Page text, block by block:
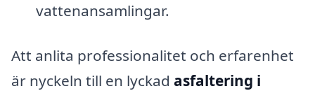
vattenansamlingar.
Att anlita professionalitet och erfarenhet
är nyckeln till en lyckad asfaltering i